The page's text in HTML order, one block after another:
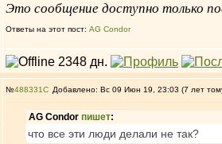
Это сообщение доступно только
Ответы на этот пост: AG Condor
№488331 Добавлено: Вс 09 Июн 19, 23:03 (7 лет
AG Condor пишет:
что все эти люди делали не так?